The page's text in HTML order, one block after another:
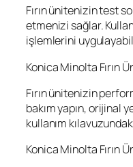
Fırın ünitenizin test
etmenizi sağlar.
işlemlerini
Konica Minolta Fırın
Fırın ünitenizin
bakım yapın, orijinal
kullanım
Konica Minolta Fırın